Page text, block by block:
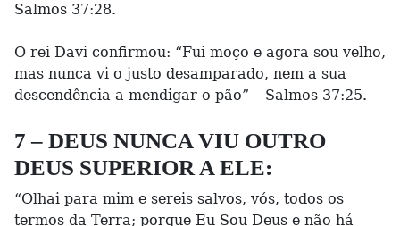
Salmos 37:28.
O rei Davi confirmou: “Fui moço e agora sou velho,
mas nunca vi o justo desamparado, nem a sua
descendência a mendigar o pão” – Salmos 37:25.
7 – DEUS NUNCA VIU OUTRO
DEUS SUPERIOR A ELE:
“Olhai para mim e sereis salvos, vós, todos os
termos da Terra; porque Eu Sou Deus e não há